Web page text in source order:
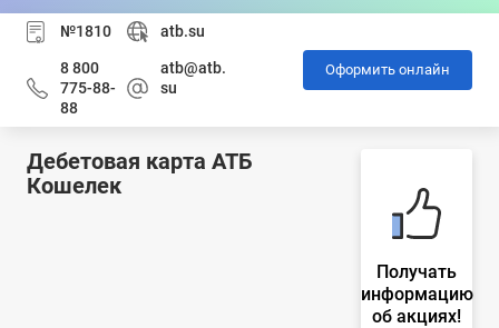
№1810 atb.su
8 800
775-88-
88
atb@atb.
su
Оформить онлайн
Дебетовая карта АТБ
Кошелек
Получать
информацию
об акциях!